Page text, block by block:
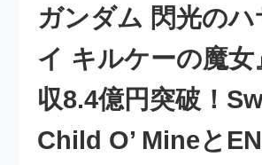
ガンダム 閃光のハ
イ キルケーの魔女
収8.4億円突破！
Child O’ Mineと